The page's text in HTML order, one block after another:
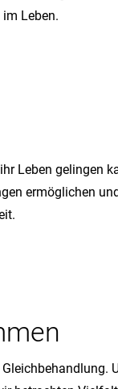
Leben.
Leben gelingen
ermöglichen